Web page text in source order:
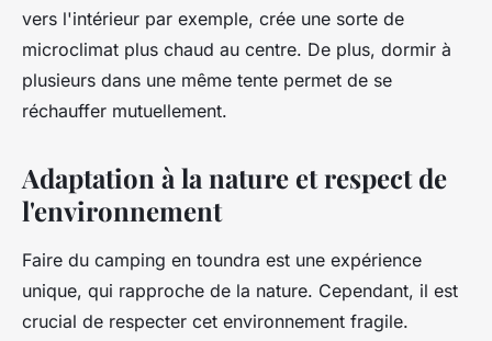
vers l'intérieur par exemple, crée une sorte de
microclimat plus chaud au centre. De plus, dormir à
plusieurs dans une même tente permet de se
réchauffer mutuellement.
Adaptation à la nature et respect de
l'environnement
Faire du camping en toundra est une expérience
unique, qui rapproche de la nature. Cependant, il est
crucial de respecter cet environnement fragile.